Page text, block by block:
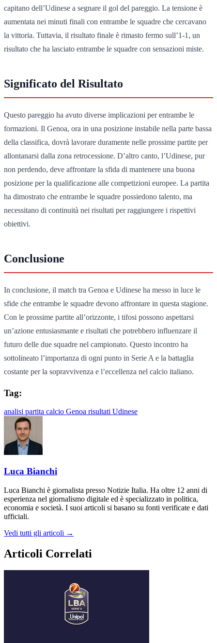
capitano dell’Udinese a segnare il gol del pareggio. La tensione è
aumentata nei minuti finali con entrambe le squadre che cercavano
la vittoria. Tuttavia, il risultato finale è rimasto fermo sull’1-1, un
risultato che ha lasciato entrambe le squadre con sensazioni miste.
Significato del Risultato
Questo pareggio ha avuto diverse implicazioni per entrambe le
formazioni. Il Genoa, ora in una posizione instabile nella parte bassa
della classifica, dovrà lavorare duramente nelle prossime partite per
allontanarsi dalla zona retrocessione. D’altro canto, l’Udinese, pur
non perdendo, deve affrontare la sfida di mantenere una buona
posizione per la qualificazione alle competizioni europee. La partita
ha dimostrato che entrambe le squadre possiedono talento, ma
necessitano di continuità nei risultati per raggiungere i rispettivi
obiettivi.
Conclusione
In conclusione, il match tra Genoa e Udinese ha messo in luce le
sfide che entrambe le squadre devono affrontare in questa stagione.
Con le prossime partite all’orizzonte, i tifosi possono aspettarsi
un’azione entusiasmante e risultati che potrebbero influenzare il
futuro delle due squadre nel campionato. Questo incontro ha
sottolineato l’importanza di ogni punto in Serie A e la battaglia
costante per la sopravvivenza e l’eccellenza nel calcio italiano.
Tag:
analisi partita calcio Genoa risultati Udinese
Luca Bianchi
Luca Bianchi è giornalista presso Notizie Italia. Ha oltre 12 anni di
esperienza nel giornalismo digitale ed è specializzato in politica,
economia e società. I suoi articoli si basano su fonti verificate e dati
ufficiali.
Vedi tutti gli articoli →
Articoli Correlati